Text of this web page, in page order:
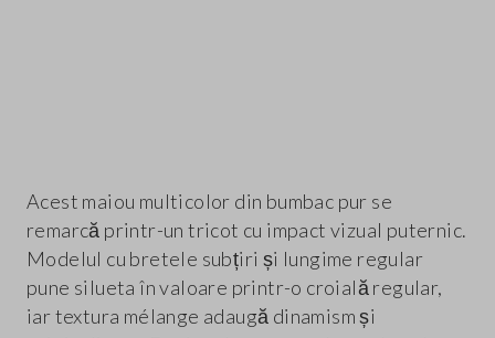
Acest maiou multicolor din bumbac pur se
remarcă printr-un tricot cu impact vizual puternic.
Modelul cu bretele subțiri și lungime regular
pune silueta în valoare printr-o croială regular,
iar textura mélange adaugă dinamism și